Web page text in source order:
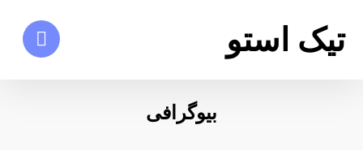
تیک استو
بیوگرافی